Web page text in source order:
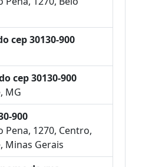
cep 30130-900
cep 30130-900
MG
900
Pena, 1270, Centro,
Minas Gerais